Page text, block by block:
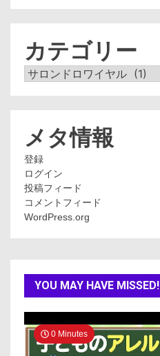
カテゴリー
カ
メタ情報
登録
ログイン
投稿フィード
コメントフィード
WordPress.org
YOU MAY HAVE MISSED!
0 Minutes